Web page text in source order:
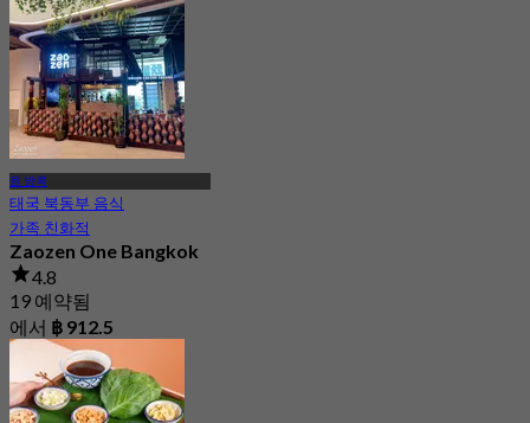
원 방콕
태국 북동부 음식
가족 친화적
Zaozen One Bangkok
4.8
19 예약됨
에서 ฿ 912.5